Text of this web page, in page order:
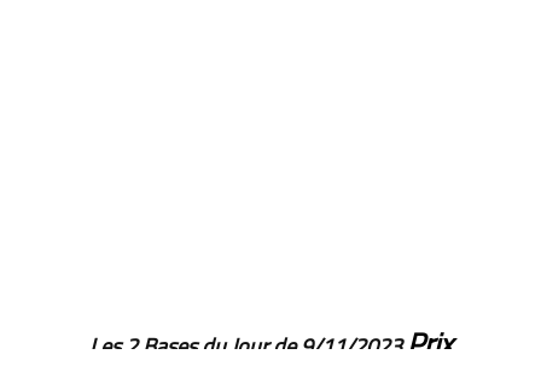
Les 2 Bases du Jour de 9/11/2023Prix